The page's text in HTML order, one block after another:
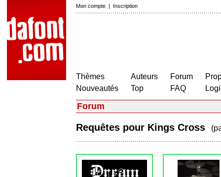
Mon compte | Inscription
Thèmes
Nouveautés
Auteurs
Top
Forum
FAQ
Forum
Requêtes pour Kings Cross